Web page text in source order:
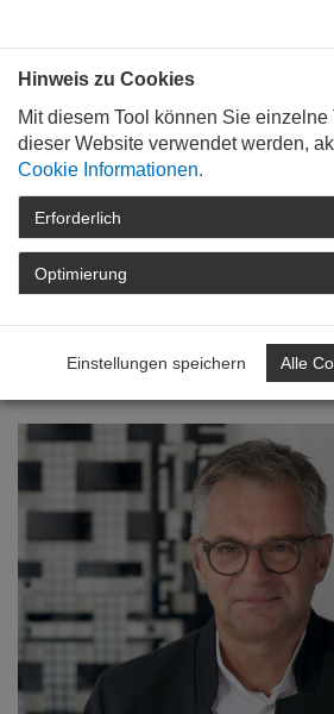
STARTSEITE
DETAIL
Landleben 2.0
Hinweis zu Cookies
Mit diesem Tool können Sie
dieser Website verwendet werden,
Cookie Informationen.
Erforderlich
Optimierung
Einstellungen speichern Alle